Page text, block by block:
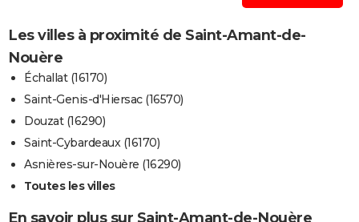
Les villes à proximité de Saint-Amant-de-
Nouère
Échallat (16170)
Saint-Genis-d'Hiersac (16570)
Douzat (16290)
Saint-Cybardeaux (16170)
Asnières-sur-Nouère (16290)
Toutes les villes
En savoir plus sur Saint-Amant-de-Nouère